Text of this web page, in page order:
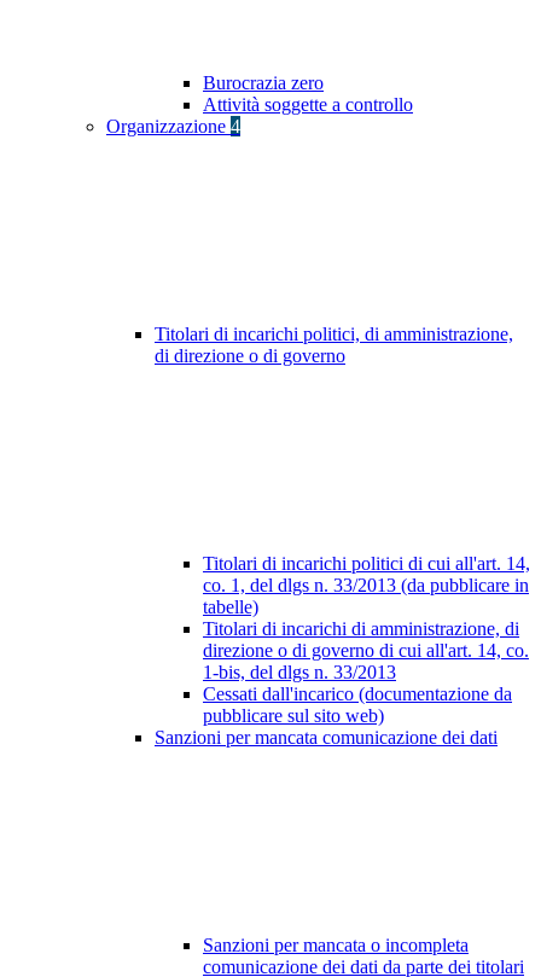
Burocrazia zero
Attività soggette a controllo
Organizzazione 4
Titolari di incarichi politici, di amministrazione,
di direzione o di governo
Titolari di incarichi politici di cui all'art. 14,
co. 1, del dlgs n. 33/2013 (da pubblicare in
tabelle)
Titolari di incarichi di amministrazione, di
direzione o di governo di cui all'art. 14, co.
1-bis, del dlgs n. 33/2013
Cessati dall'incarico (documentazione da
pubblicare sul sito web)
Sanzioni per mancata comunicazione dei dati
Sanzioni per mancata o incompleta
comunicazione dei dati da parte dei titolari